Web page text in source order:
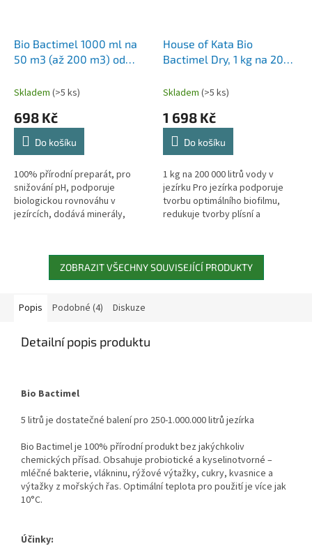
Bio Bactimel 1000 ml na
50 m3 (až 200 m3) od
bakterie a probiotika pro
stabilitu pH a dočištění
jezírek
Skladem (>5 ks)
698 Kč
Do košíku
100% přírodní preparát, pro
snižování pH, podporuje
biologickou rovnováhu v
jezírcích, dodává minerály,
jezírek, projasňuje...
House of Kata Bio
Bactimel Dry, 1 kg na 200
Skladem (>5 ks)
1 698 Kč
Do košíku
1 kg na 200 000 litrů vody v
jezírku Pro jezírka podporuje
tvorbu optimálního biofilmu,
redukuje tvorby plísní a
ZOBRAZIT VŠECHNY SOUVISEJÍCÍ PRODUKTY
Popis Podobné (4) Diskuze
Detailní popis produktu
Bio Bactimel
5 litrů je dostatečné balení pro 250-1.000.000 litrů jezírka
Bio Bactimel je 100% přírodní produkt bez jakýchkoliv
chemických přísad. Obsahuje probiotické a kyselinotvorné –
mléčné bakterie, vlákninu, rýžové výtažky, cukry, kvasnice a
výtažky z mořských řas. Optimální teplota pro použití je více jak
10°C.
Účinky: